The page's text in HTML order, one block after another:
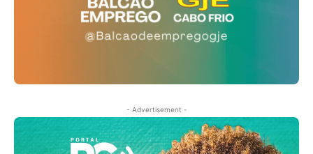
- Advertisement -